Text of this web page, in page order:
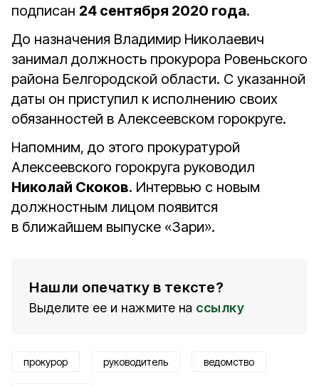
подписан 24 сентября 2020 года.
До назначения Владимир Николаевич
занимал должность прокурора Ровеньского
района Белгородской области. С указанной
даты он приступил к исполнению своих
обязанностей в Алексеевском горокруге.
Напомним, до этого прокуратурой
Алексеевского горокруга руководил
Николай Скоков. Интервью с новым
должностным лицом появится
в ближайшем выпуске «Зари».
Нашли опечатку в тексте?
Выделите ее и нажмите на ссылку
прокурор руководитель ведомство